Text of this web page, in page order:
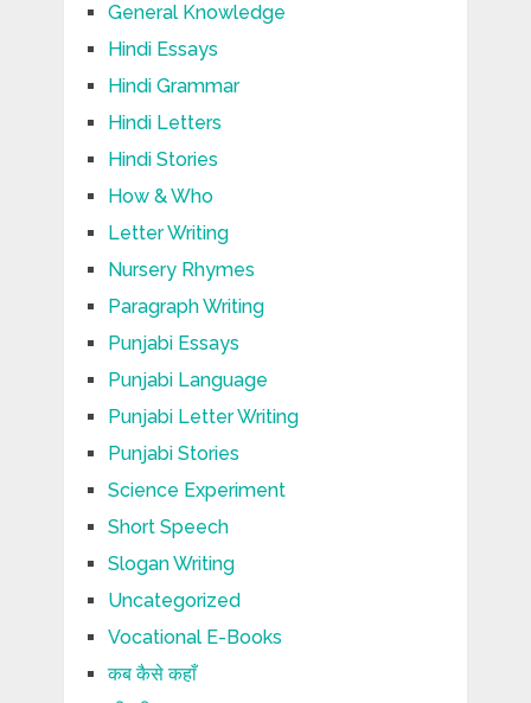
General Knowledge
Hindi Essays
Hindi Grammar
Hindi Letters
Hindi Stories
How & Who
Letter Writing
Nursery Rhymes
Paragraph Writing
Punjabi Essays
Punjabi Language
Punjabi Letter Writing
Punjabi Stories
Science Experiment
Short Speech
Slogan Writing
Uncategorized
Vocational E-Books
कब कैसे कहाँ